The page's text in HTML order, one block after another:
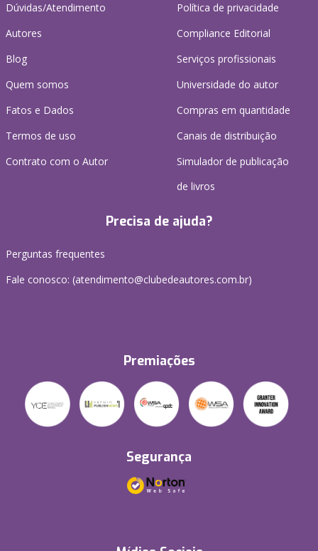
Dúvidas/Atendimento
Autores
Blog
Quem somos
Fatos e Dados
Termos de uso
Contrato com o Autor
Política de privacidade
Compliance Editorial
Serviços profissionais
Universidade do autor
Compras em quantidade
Canais de distribuição
Simulador de publicação
de livros
Precisa de ajuda?
Perguntas frequentes
Fale conosco: (atendimento@clubedeautores.com.br)
Premiações
Segurança